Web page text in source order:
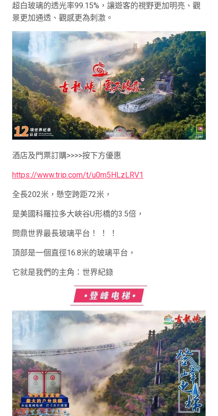
超白玻璃的透光率99.15%，讓遊客的視野更加明亮、觀
景更加通透、觀感更為刺激。
酒店及門票訂購>>>>按下方優惠
https://www.trip.com/t/u0m5HLzLRV1
全長202米，懸空跨距72米，
是美國科羅拉多大峽谷U形橋的3.5倍，
問鼎世界最長玻璃平台！ ！ ！
頂部是一個直徑16.8米的玻璃平台，
它就是我們的主角：世界紀錄